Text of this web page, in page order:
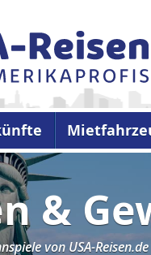
&
von USA-Reisen.de